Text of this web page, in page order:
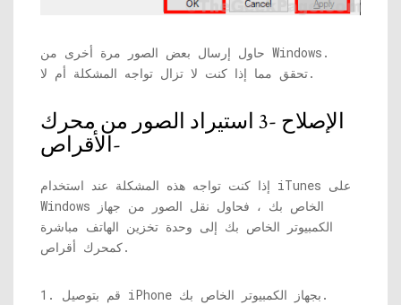
حاول إرسال بعض الصور مرة أخرى من Windows.
تحقق مما إذا كنت لا تزال تواجه المشكلة أم لا.
الإصلاح -3 استيراد الصور من محرك
الأقراص-
إذا كنت تواجه هذه المشكلة عند استخدام iTunes على
Windows الخاص بك ، فحاول نقل الصور من جهاز
الكمبيوتر الخاص بك إلى وحدة تخزين الهاتف مباشرة
كمحرك أقراص.
1. قم بتوصيل iPhone بجهاز الكمبيوتر الخاص بك.